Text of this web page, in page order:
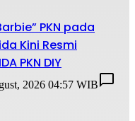
PKN pada
Kini Resmi
PKN DIY
2026 04:57 WIB